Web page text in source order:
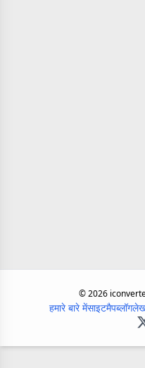
©2026
हमारे बारे मेंसाइटमैपब्लॉग